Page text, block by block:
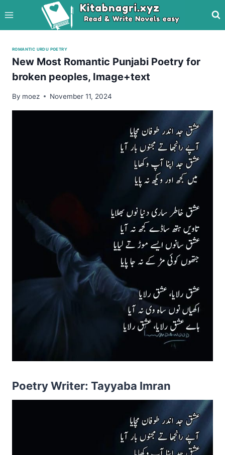
to
content
ROMANTIC URDU POETRY
New Most Romantic Punjabi Poetry for
broken peoples, Image+text
By moez November 11, 2024
Poetry Writer: Tayyaba Imran